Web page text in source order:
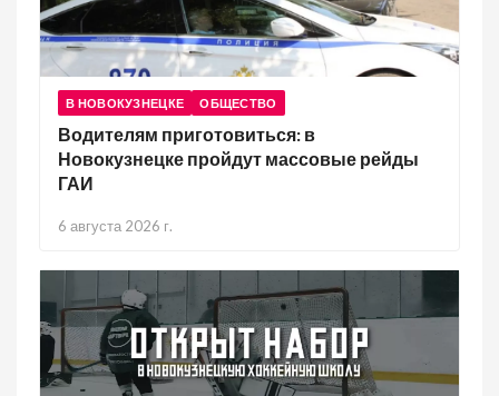
В НОВОКУЗНЕЦКЕ ОБЩЕСТВО
Водителям приготовиться: в
Новокузнецке пройдут массовые рейды
ГАИ
6 августа 2026 г.